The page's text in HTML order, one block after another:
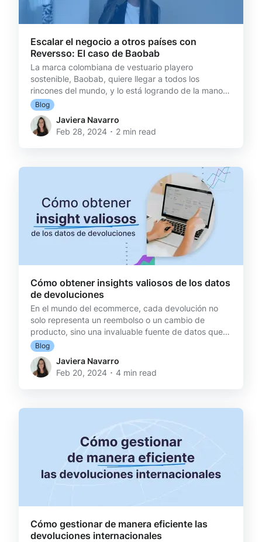
Escalar el negocio a otros países con
Reversso: El caso de Baobab
La marca colombiana de vestuario playero
sostenible, Baobab, quiere llegar a todos los
rincones del mundo, y lo está logrando de la mano
de Reversso. Su fundadora, Isabella Espinosa, nos
detalla qué características específicas de la
plataforma han llevado su logística inversa a otro
nivel. Baobab es una marca que se especializa en
ofrece envíos a Arabia Saudita, Egipto, Italia,
Blog
Javiera Navarro
Feb 28, 2024 ･ 2 min read
Cómo obtener insights valiosos de los datos
de devoluciones
En el mundo del ecommerce, cada devolución no
solo representa un reembolso o un cambio de
producto, sino una invaluable fuente de datos que
puede transformarse en un tesoro de insights para
potenciar tu empresa. Descubre cómo convertir el
proceso de devoluciones en una oportunidad de
crecimiento, satisfacción del cliente e innovación
Blog
Javiera Navarro
Feb 20, 2024 ･ 4 min read
Cómo gestionar de manera eficiente las
devoluciones internacionales